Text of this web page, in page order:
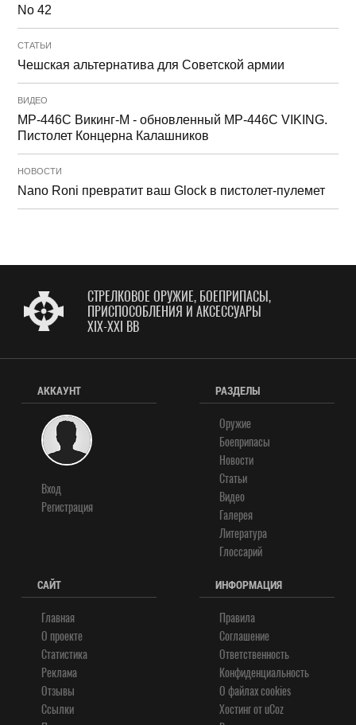
No 42
СТАТЬИ
Чешская альтернатива для Советской армии
ВИДЕО
MP-446C Викинг-М - обновленный МР-446С VIKING.
Пистолет Концерна Калашников
НОВОСТИ
Nano Roni превратит ваш Glock в пистолет-пулемет
СТРЕЛКОВОЕ ОРУЖИЕ, БОЕПРИПАСЫ,
ПРИСПОСОБЛЕНИЯ И АКСЕССУАРЫ
XIX-XXI ВВ
АККАУНТ
Вход
Регистрация
РАЗДЕЛЫ
Оружие
Боеприпасы
Новости
Статьи
Видео
Галерея
Литература
Глоссарий
САЙТ
Главная
О проекте
Статистика
Реклама
Отзывы
Ссылки
ИНФОРМАЦИЯ
Правила
Соглашение
Ответственность
Конфиденциальность
О файлах cookies
Хостинг отuCoz